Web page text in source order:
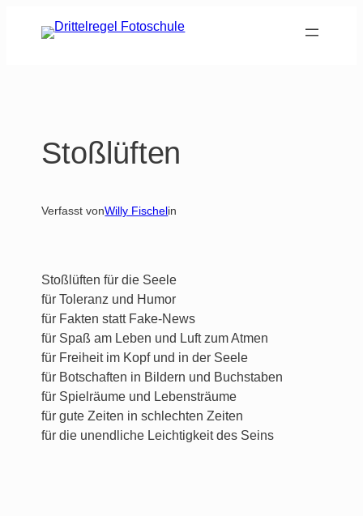
Stoßlüften
Verfasst vonWilly Fischelin
Stoßlüften für die Seele
für Toleranz und Humor
für Fakten statt Fake-News
für Spaß am Leben und Luft zum Atmen
für Freiheit im Kopf und in der Seele
für Botschaften in Bildern und Buchstaben
für Spielräume und Lebensträume
für gute Zeiten in schlechten Zeiten
für die unendliche Leichtigkeit des Seins